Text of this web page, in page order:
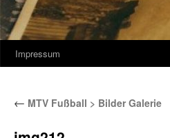
Impressum
← MTV Fußball > Bilder Galerie